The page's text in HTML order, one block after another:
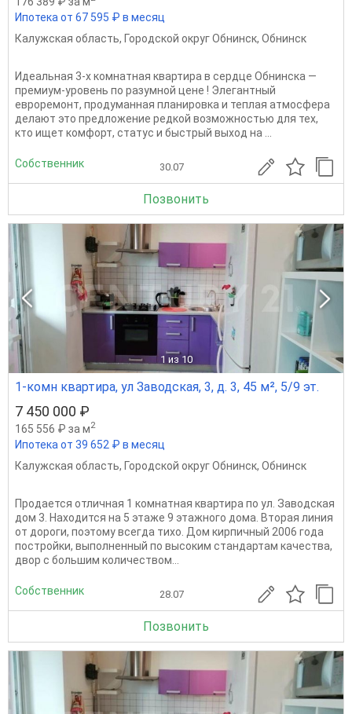
Ипотека от 67 595 ₽ в месяц
Калужская область, Городской округ Обнинск, Обнинск
Идеальная 3-х комнатная квартира в сердце Обнинска —
премиум-уровень по разумной цене ! Элегантный
евроремонт, продуманная планировка и теплая атмосфера
делают это предложение редкой возможностью для тех,
кто ищет комфорт, статус и быстрый выход на ...
Собственник 30.07
Позвонить
1 из 10
1-комн квартира, ул Заводская, 3, д. 3, 45 м², 5/9 эт.
7 450 000 ₽
165 556 ₽ за м2
Ипотека от 39 652 ₽ в месяц
Калужская область, Городской округ Обнинск, Обнинск
Продается отличная 1 комнатная квартира по ул. Заводская
дом 3. Находится на 5 этаже 9 этажного дома. Вторая линия
от дороги, поэтому всегда тихо. Дом кирпичный 2006 года
постройки, выполненный по высоким стандартам качества,
двор с большим количеством...
Собственник 28.07
Позвонить